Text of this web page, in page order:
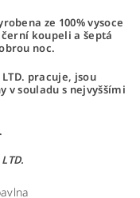
ze 100% vysoce
koupeli a šeptá
noc.
pracuje, jsou
v souladu s nejvyššími